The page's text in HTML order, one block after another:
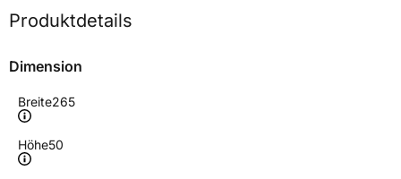
Produktdetails
Dimension
Breite265
Höhe50